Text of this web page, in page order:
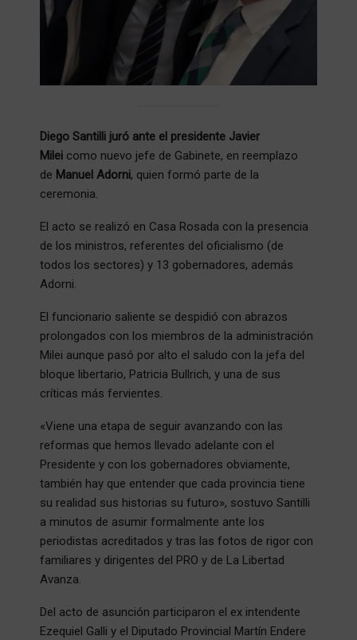
Diego Santilli juró ante el presidente Javier
Milei como nuevo jefe de Gabinete, en reemplazo
de Manuel Adorni, quien formó parte de la
ceremonia.
El acto se realizó en Casa Rosada con la presencia
de los ministros, referentes del oficialismo (de
todos los sectores) y 13 gobernadores, además
Adorni.
El funcionario saliente se despidió con abrazos
prolongados con los miembros de la administración
Milei aunque pasó por alto el saludo con la jefa del
bloque libertario, Patricia Bullrich, y una de sus
críticas más fervientes.
«Viene una etapa de seguir avanzando con las
reformas que hemos llevado adelante con el
Presidente y con los gobernadores obviamente,
también hay que entender que cada provincia tiene
su realidad sus historias su futuro», sostuvo Santilli
a minutos de asumir formalmente ante los
periodistas acreditados y tras las fotos de rigor con
familiares y dirigentes del PRO y de La Libertad
Avanza.
Del acto de asunción participaron el ex intendente
Ezequiel Galli y el Diputado Provincial Martín Endere